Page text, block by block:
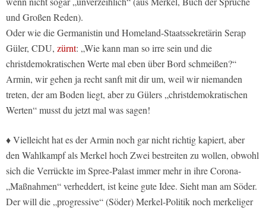
und Großen Reden).
Oder wie die Germanistin und Homeland-Staatssekretärin Serap
Güler, CDU, zürnt: „Wie kann man so irre sein und die
christdemokratischen Werte mal eben über Bord schmeißen?“
Armin, wir gehen ja recht sanft mit dir um, weil wir niemanden
treten, der am Boden liegt, aber zu Gülers „christdemokratischen
Werten“ musst du jetzt mal was sagen!
♦ Vielleicht hat es der Armin noch gar nicht richtig kapiert, aber
den Wahlkampf als Merkel hoch Zwei bestreiten zu wollen, obwohl
sich die Verrückte im Spree-Palast immer mehr in ihre Corona-
„Maßnahmen“ verheddert, ist keine gute Idee. Sieht man am Söder.
Der will die „progressive“ (Söder) Merkel-Politik noch merkeliger